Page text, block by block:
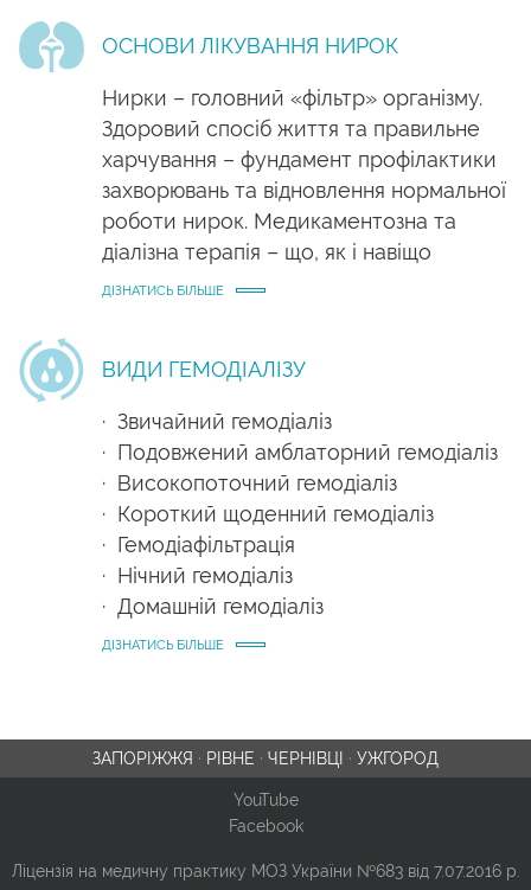
ОСНОВИ ЛІКУВАННЯ НИРОК
Нирки – головний «фільтр» організму.
Здоровий спосіб життя та правильне
харчування – фундамент профілактики
захворювань та відновлення нормальної
роботи нирок. Медикаментозна та
діалізна терапія – що, як і навіщо
ДІЗНАТИСЬ БІЛЬШЕ
ВИДИ ГЕМОДІАЛІЗУ
· Звичайний гемодіаліз
· Подовжений амблаторний гемодіаліз
· Високопоточний гемодіаліз
· Короткий щоденний гемодіаліз
· Гемодіафільтрація
· Нічний гемодіаліз
· Домашній гемодіаліз
ДІЗНАТИСЬ БІЛЬШЕ
ЗАПОРІЖЖЯ · РІВНЕ · ЧЕРНІВЦІ · УЖГОРОД
YouTube
Facebook
Ліцензія на медичну практику МОЗ України №683 від 7.07.2016 р.